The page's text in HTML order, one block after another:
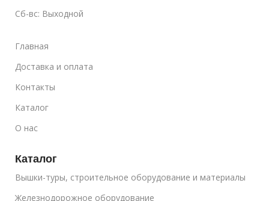
Сб-вс: Выходной
Главная
Доставка и оплата
Контакты
Каталог
О нас
Каталог
Вышки-туры, строительное оборудование и материалы
Железнодорожное оборудование